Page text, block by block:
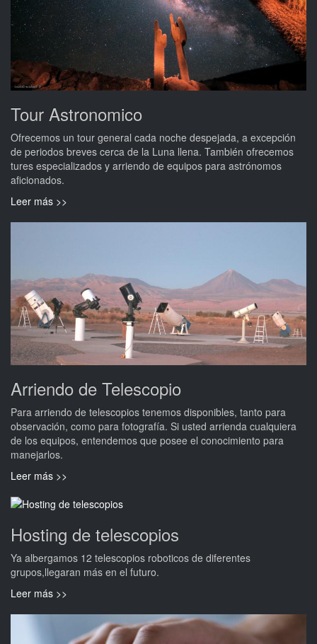
Tour Astronomico
Ofrecemos un tour general cada noche despejada, a excepción
de periodos breves cerca de la Luna llena. También ofrecemos
tures especializados y arriendo de equipos para astrónomos
aficionados.
Leer más >>
Arriendo de Telescopio
Para arriendo de telescopios tenemos disponibles, tanto para
observación, como para fotografía. Si usted arrienda cualquiera
de los equipos, entendemos que posee el conocimiento para
manejarlos.
Leer más >>
Hosting de telescopios
Ya albergamos 12 telescopios roboticos de diferentes
grupos,llegaran más en el futuro.
Leer más >>